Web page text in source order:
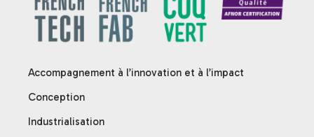
Accompagnement à l’innovation et à l’impact
Conception
Industrialisation